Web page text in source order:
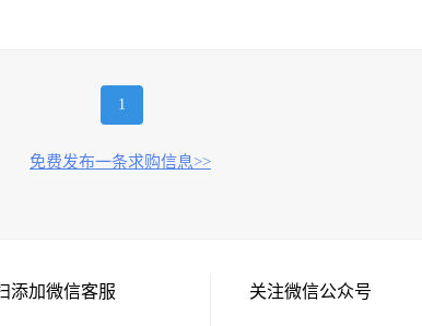
1
免费发布一条求购信息>>
添加微信客服 关注微信公众号